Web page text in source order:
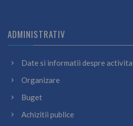
ADMINISTRATIV
Date si informatii despre
Organizare
Buget
Achizitii publice